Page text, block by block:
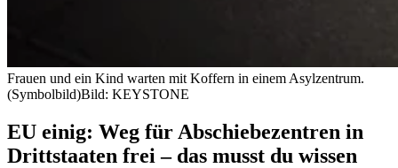
Frauen und ein Kind warten mit Koffern in einem Asylzentrum.
(Symbolbild)Bild: KEYSTONE
EU einig: Weg für Abschiebezentren in
Drittstaaten frei – das musst du wissen